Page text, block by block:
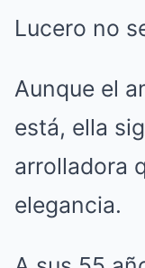
Lucero no
Aunque el
está, ella
arrolladora
elegancia.